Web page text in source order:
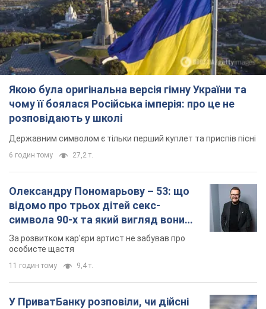
Якою була оригінальна версія гімну України та
чому її боялася Російська імперія: про це не
розповідають у школі
Державним символом є тільки перший куплет та приспів пісні
6 годин тому 27,2 т.
Олександру Пономарьову – 53: що
відомо про трьох дітей секс-
символа 90-х та який вигляд вони
мають
За розвитком кар'єри артист не забував про
особисте щастя
11 годин тому 9,4 т.
У ПриватБанку розповіли, чи дійсні